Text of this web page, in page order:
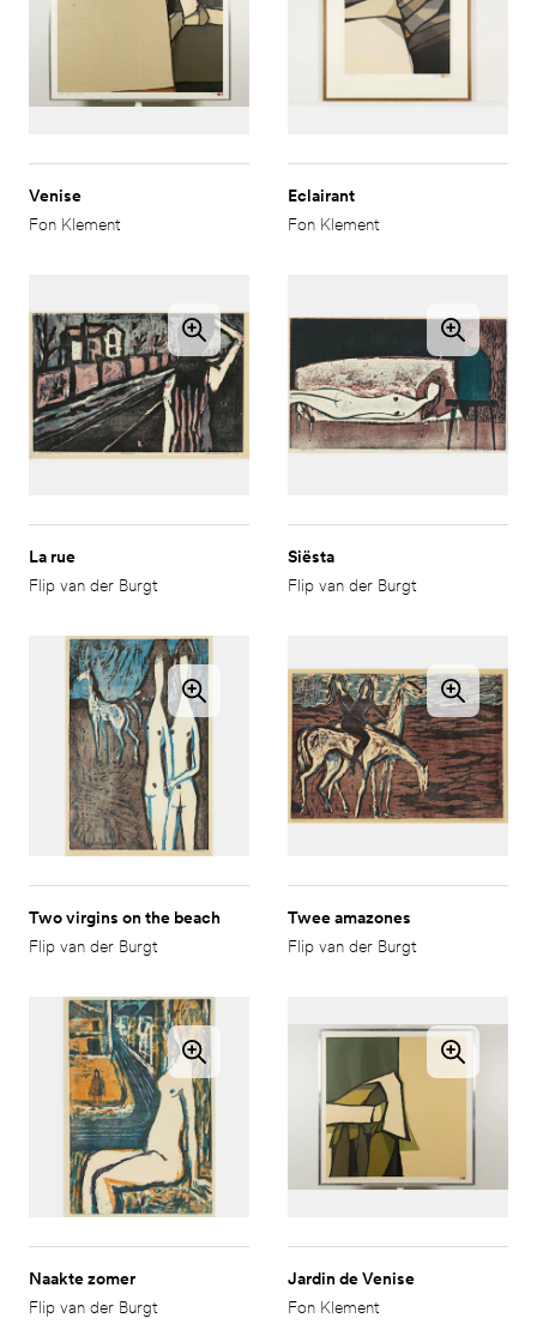
Venise
Fon Klement
Eclairant
Fon Klement
La rue
Flip van der Burgt
Siësta
Flip van der Burgt
Two virgins on the beach
Flip van der Burgt
Twee amazones
Flip van der Burgt
Naakte zomer
Flip van der Burgt
Jardin de Venise
Fon Klement